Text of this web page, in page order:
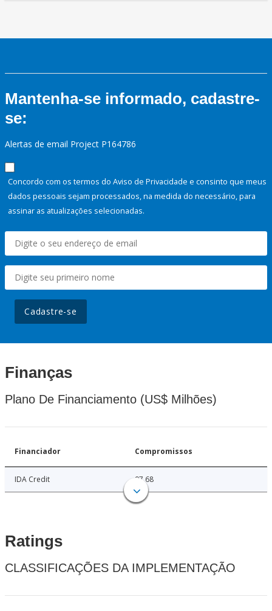
Mantenha-se informado, cadastre-
se:
Alertas de email Project P164786
Concordo com os termos do Aviso de Privacidade e consinto que meus
dados pessoais sejam processados, na medida do necessário, para
assinar as atualizações selecionadas.
Cadastre-se
Finanças
Plano De Financiamento (US$ Milhões)
Financiador Compromissos
IDA Credit 97.68
Ratings
CLASSIFICAÇÕES DA IMPLEMENTAÇÃO